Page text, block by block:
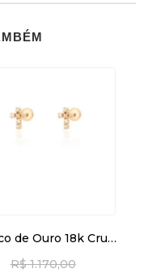
de Ouro 18k Cruz
R$ 1.170,00